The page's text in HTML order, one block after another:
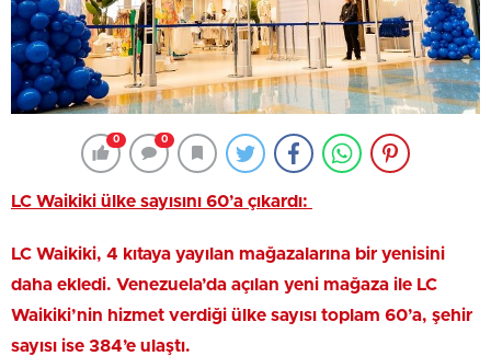
0 0
LC Waikiki ülke sayısını 60’a çıkardı:
LC Waikiki, 4 kıtaya yayılan mağazalarına bir yenisini
daha ekledi. Venezuela’da açılan yeni mağaza ile LC
Waikiki’nin hizmet verdiği ülke sayısı toplam 60’a, şehir
sayısı ise 384’e ulaştı.